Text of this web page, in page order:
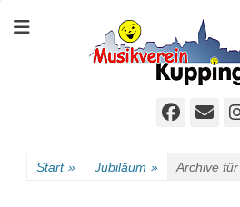
Der sympathische Musikverein
E-
Start » Jubiläum » Archive für